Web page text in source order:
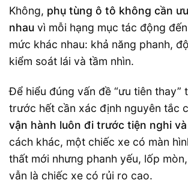
Không, phụ tùng ô tô không cần
nhau vì mỗi hạng mục tác động
mức khác nhau: khả năng phanh,
kiểm soát lái và tầm nhìn.
Để hiểu đúng vấn đề “ưu tiên thay”
trước hết cần xác định nguyên tắc
vận hành luôn đi trước tiện nghi
cách khác, một chiếc xe có màn
thất mới nhưng phanh yếu, lốp
vẫn là chiếc xe có rủi ro cao.